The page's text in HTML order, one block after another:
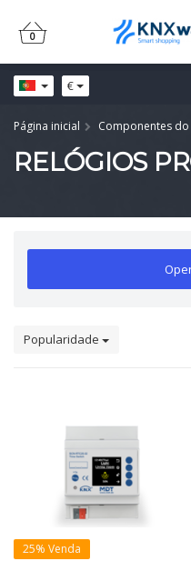
€
0
0
Página inicial Componentes do
RELÓGIOS
Popularidade
25% Venda